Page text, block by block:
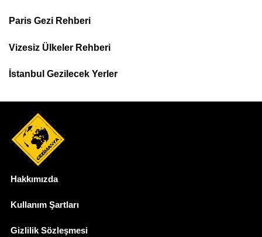
Top
Menu
Paris Gezi Rehberi
Vizesiz Ülkeler Rehberi
İstanbul Gezilecek Yerler
Hakkımızda
Kullanım Şartları
Gizlilik Sözleşmesi